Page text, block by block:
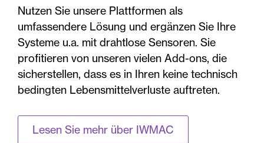
Nutzen Sie unsere Plattformen als
umfassendere Lösung und ergänzen Sie Ihre
Systeme u.a. mit drahtlose Sensoren. Sie
profitieren von unseren vielen Add-ons, die
sicherstellen, dass es in Ihren keine technisch
bedingten Lebensmittelverluste auftreten.
Lesen Sie mehr über IWMAC